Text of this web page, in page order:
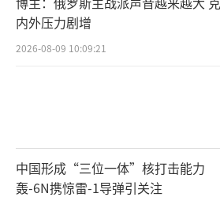
内外压力剧增
2026-08-09 10:09:21
中国形成“三位一体”核打击能力
轰-6N携惊雷-1导弹引关注